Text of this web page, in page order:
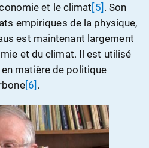
et le climat[5] . Son
empiriques de la physique,
est maintenant largement
et du climat. Il est utilisé
matière de politique
[6] .